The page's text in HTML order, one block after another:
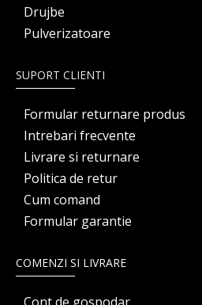
Drujbe
Pulverizatoare
SUPORT CLIENTI
Formular returnare produs
Intrebari frecvente
Livrare si returnare
Politica de retur
Cum comand
Formular garantie
COMENZI SI LIVRARE